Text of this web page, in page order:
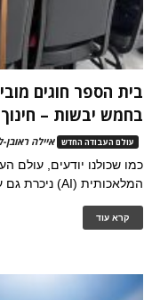
בית הספר חוגים
בחמש יבשות –
עולם העבודה החדש איילה ראובן-
כמו שכולנו יודעים, עולם
המלאכותית (AI) ניכרת גם על מערכת החינוך.
קרא עוד